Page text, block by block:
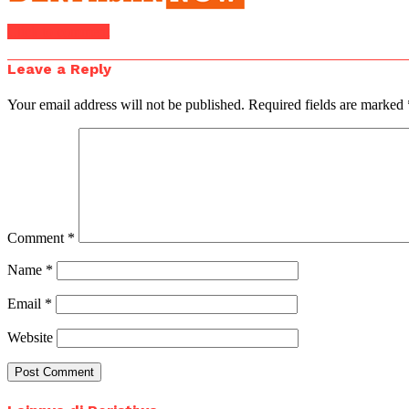
Leave a Reply
Your email address will not be published. Required fields are marked
Comment *
Name *
Email *
Website